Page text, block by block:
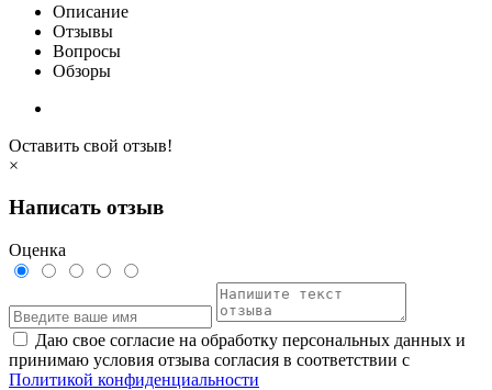
Описание
Отзывы
Вопросы
Обзоры
Оставить свой отзыв!
×
Написать отзыв
Оценка
Даю свое согласие на обработку персональных данных и
принимаю условия отзыва согласия в соответствии с
Политикой конфиденциальности